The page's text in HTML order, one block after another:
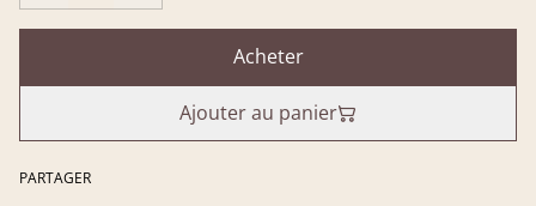
Acheter
Ajouter au panier
PARTAGER